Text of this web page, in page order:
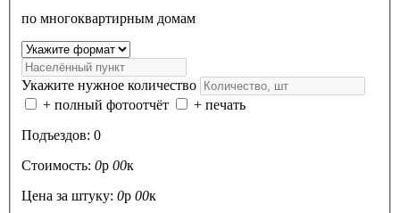
по многоквартирным домам
Укажите нужное количество
+ полный фотоотчёт
+ печать
Подъездов: 0
Стоимость: 0р 00к
Цена за штуку: 0р 00к